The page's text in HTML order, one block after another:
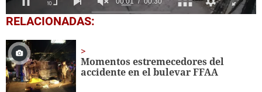
0
seconds
30
seconds
RELACIONADAS:
Momentos estremecedores del
accidente en el bulevar FFAA